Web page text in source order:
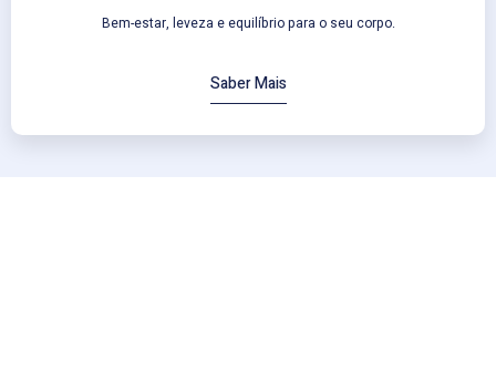
Bem-estar, leveza e equilíbrio para o seu corpo.
Saber Mais